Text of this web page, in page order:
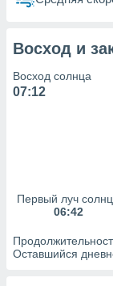
1199
Восход и
Восход солнца
07:12
Первый луч
06:42
Оставшийся